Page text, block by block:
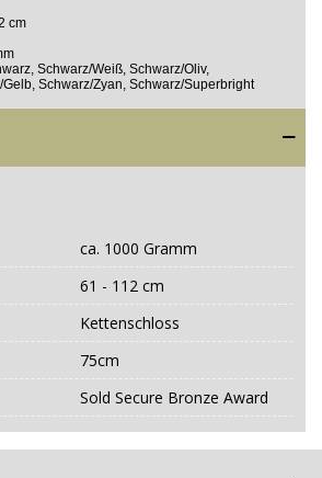
cm
Schwarz/Weiß, Schwarz/Oliv,
Schwarz/Zyan, Schwarz/Superbright
ca. 1000 Gramm
61 - 112 cm
Kettenschloss
75cm
Sold Secure Bronze Award